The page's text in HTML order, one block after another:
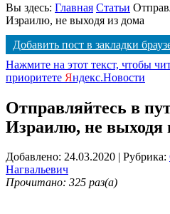
Вы здесь: Главная Статьи
Израилю, не выходя из дома
Добавить пост в закладки
Нажмите на этот текст, чтобы
приоритете Яндекс.Новости
Отправляйтесь в
Израилю, не выходя
Добавлено: 24.03.2020 | Рубрика:
Нагвальевич
Прочитано: 325 раз(а)